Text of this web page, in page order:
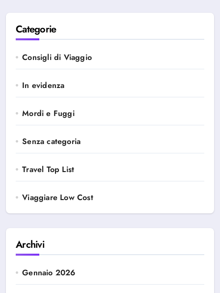
Categorie
Consigli di Viaggio
In evidenza
Mordi e Fuggi
Senza categoria
Travel Top List
Viaggiare Low Cost
Archivi
Gennaio 2026